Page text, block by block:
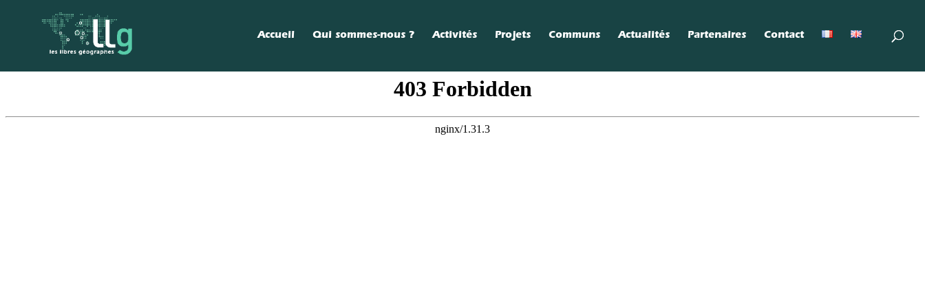
Accueil Qui sommes-nous ? Activités Projets Communs Actualités Partenaires Contact